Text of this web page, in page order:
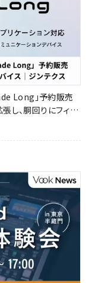
Long」予約販売
し、胴回りにフィッ